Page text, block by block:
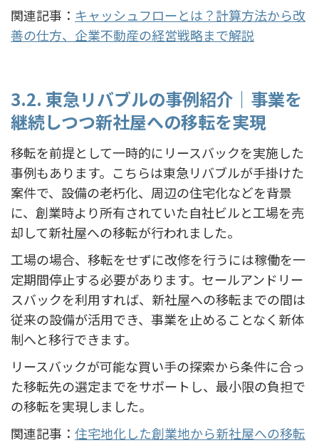
関連記事： キャッシュフローとは？計算方法から改
善の仕方、企業不動産の経営戦略まで解説
3.2. 東急リバブルの事例紹介｜事業を
継続しつつ新社屋への移転を実現
移転を前提として一時的にリースバックを実施した
事例もあります。こちらは東急リバブルが手掛けた
案件で、設備の老朽化、周辺の住宅化などを背景
に、創業時より所有されていた自社ビルと工場を売
却して新社屋への移転が行われました。
工場の場合、移転をせずに改修を行うには稼働を一
定期間停止する必要があります。セールアンドリー
スバックを利用すれば、新社屋への移転までの間は
従来の設備が活用でき、事業を止めることなく新体
制へと移行できます。
リースバックが可能な買い手の探索から条件に合っ
た移転先の選定までをサポートし、最小限の負担で
の移転を実現しました。
関連記事： 住宅地化した創業地から新社屋への移転